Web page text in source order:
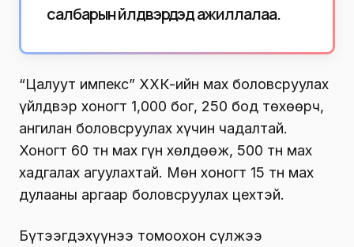
салбарын үйлдвэрүүдэд ажиллалаа.
“Цалуут импекс” ХХК-ийн мах боловсруулах
үйлдвэр хоногт 1,000 бог, 250 бод төхөөрч,
ангилан боловсруулах хүчин чадалтай.
Хоногт 60 тн мах гүн хөлдөөж, 500 тн мах
хадгалах агуулахтай. Мөн хоногт 15 тн мах
дулааны аргаар боловсруулах цехтэй.
Бүтээгдэхүүнээ томоохон сүлжээ